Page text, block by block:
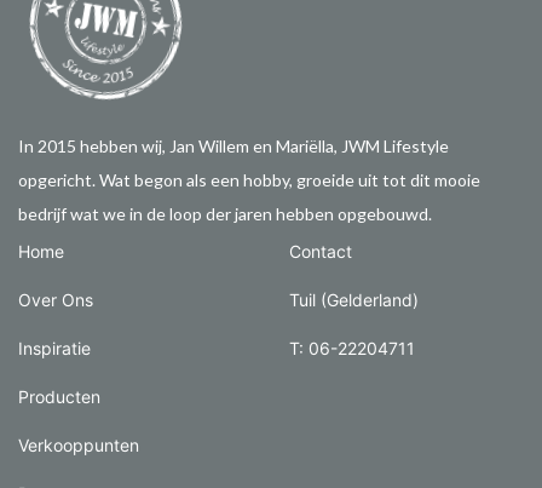
In 2015 hebben wij, Jan Willem en Mariëlla, JWM Lifestyle
opgericht. Wat begon als een hobby, groeide uit tot dit mooie
bedrijf wat we in de loop der jaren hebben opgebouwd.
Home
Over Ons
Inspiratie
Producten
Verkooppunten
Contact
Tuil (Gelderland)
T: 06-22204711